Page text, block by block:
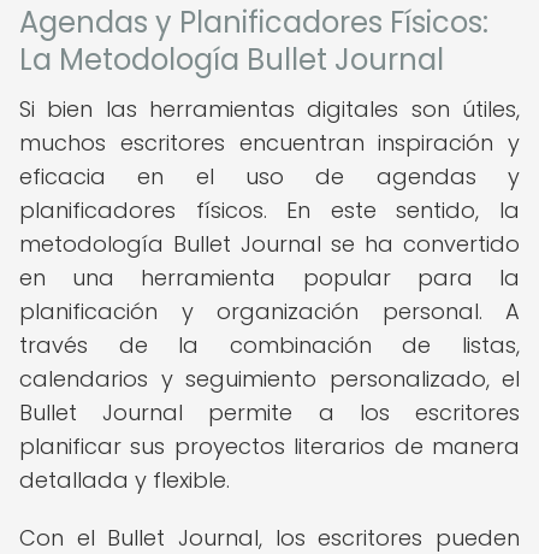
Agendas y Planificadores Físicos:
La Metodología Bullet Journal
Si bien las herramientas digitales son útiles,
muchos escritores encuentran inspiración y
eficacia en el uso de agendas y
planificadores físicos. En este sentido, la
metodología Bullet Journal se ha convertido
en una herramienta popular para la
planificación y organización personal. A
través de la combinación de listas,
calendarios y seguimiento personalizado, el
Bullet Journal permite a los escritores
planificar sus proyectos literarios de manera
detallada y flexible.
Con el Bullet Journal, los escritores pueden